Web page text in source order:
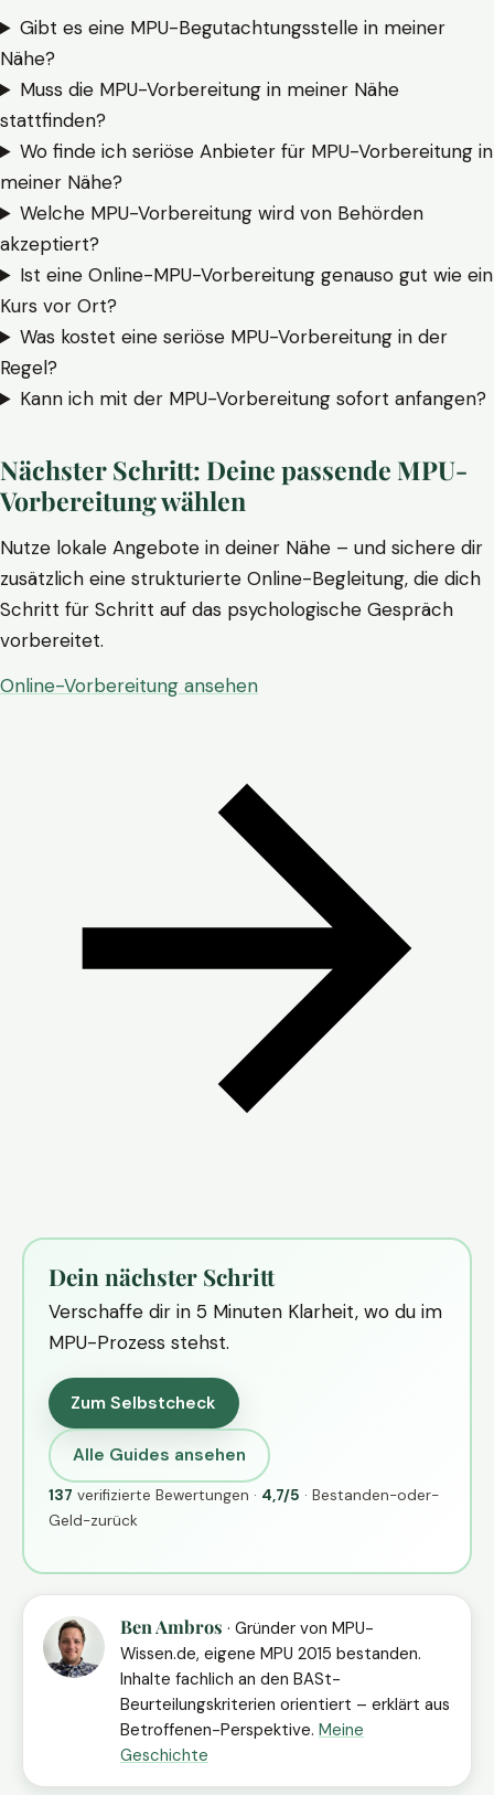
Gibt es eine MPU-Begutachtungsstelle in meiner
Nähe?
Muss die MPU-Vorbereitung in meiner Nähe
stattfinden?
Wo finde ich seriöse Anbieter für MPU-Vorbereitung in
meiner Nähe?
Welche MPU-Vorbereitung wird von Behörden
akzeptiert?
Ist eine Online-MPU-Vorbereitung genauso gut wie ein
Kurs vor Ort?
Was kostet eine seriöse MPU-Vorbereitung in der
Regel?
Kann ich mit der MPU-Vorbereitung sofort anfangen?
Nächster Schritt: Deine passende MPU-
Vorbereitung wählen
Nutze lokale Angebote in deiner Nähe – und sichere dir
zusätzlich eine strukturierte Online-Begleitung, die dich
Schritt für Schritt auf das psychologische Gespräch
vorbereitet.
Online-Vorbereitung ansehen
Dein nächster Schritt
Verschaffe dir in 5 Minuten Klarheit, wo du im
MPU-Prozess stehst.
Zum Selbstcheck
Alle Guides ansehen
137 verifizierte Bewertungen · 4,7/5 · Bestanden-oder-
Geld-zurück
Ben Ambros · Gründer von MPU-
Wissen.de, eigene MPU 2015 bestanden.
Inhalte fachlich an den BASt-
Beurteilungskriterien orientiert – erklärt aus
Betroffenen-Perspektive. Meine
Geschichte